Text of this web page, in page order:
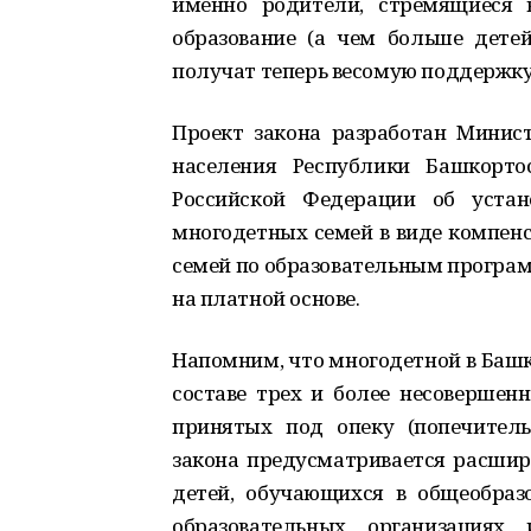
образование (а чем больше
получат теперь весомую
Проект закона разработан
населения Республики
Российской Федерации об
многодетных семей в виде
семей по образовательным
на платной основе.
Напомним, что многодетной в
составе трех и более
принятых под опеку
закона предусматривается
детей, обучающихся в